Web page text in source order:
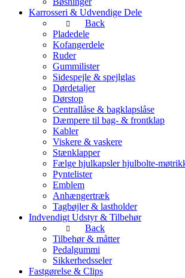
Karrosseri & Udvendige Dele
Back
Pladedele
Kofangerdele
Ruder
Gummilister
Sidespejle & spejlglas
Dørdetaljer
Dørstop
Centrallåse & bagklapslåse
Dæmpere til bag- & frontklap
Kabler
Viskere & vaskere
Stænklapper
Fælge hjulkapsler hjulbolte-
Pyntelister
Emblem
Anhængertræk
Tagbøjler & lastholder
Indvendigt Udstyr & Tilbehør
Back
Tilbehør & måtter
Pedalgummi
Sikkerhedsseler
Fastgørelse & Clips